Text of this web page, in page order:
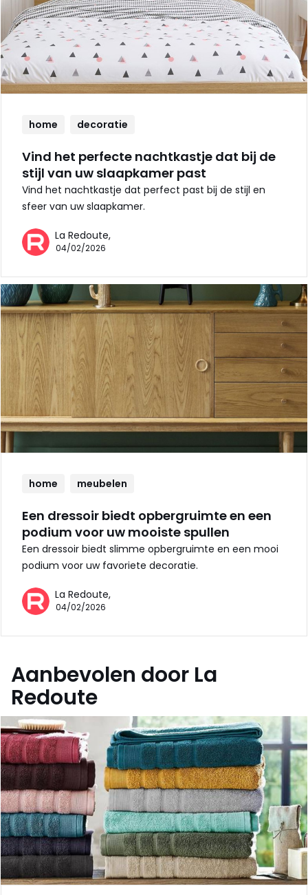
home decoratie
Vind het perfecte nachtkastje dat bij de
stijl van uw slaapkamer past
Vind het nachtkastje dat perfect past bij de stijl en
sfeer van uw slaapkamer.
La Redoute,
04/02/2026
home meubelen
Een dressoir biedt opbergruimte en een
podium voor uw mooiste spullen
Een dressoir biedt slimme opbergruimte en een mooi
podium voor uw favoriete decoratie.
La Redoute,
04/02/2026
Aanbevolen door La
Redoute